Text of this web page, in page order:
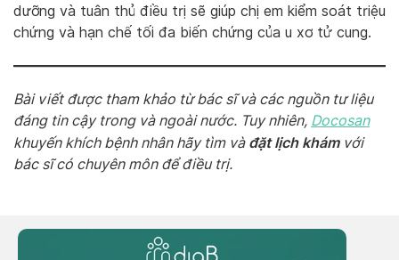
dưỡng và tuân thủ điều trị sẽ giúp chị em kiểm soát triệu
chứng và hạn chế tối đa biến chứng của u xơ tử cung.
Bài viết được tham khảo từ bác sĩ và các nguồn tư liệu
đáng tin cậy trong và ngoài nước. Tuy nhiên, Docosan
khuyến khích bệnh nhân hãy tìm và đặt lịch khámvới
bác sĩ có chuyên môn để điều trị.